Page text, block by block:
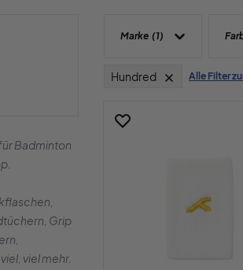
Badminton
Grip
viel mehr.
Marke (1)
Hundred Alle Filter